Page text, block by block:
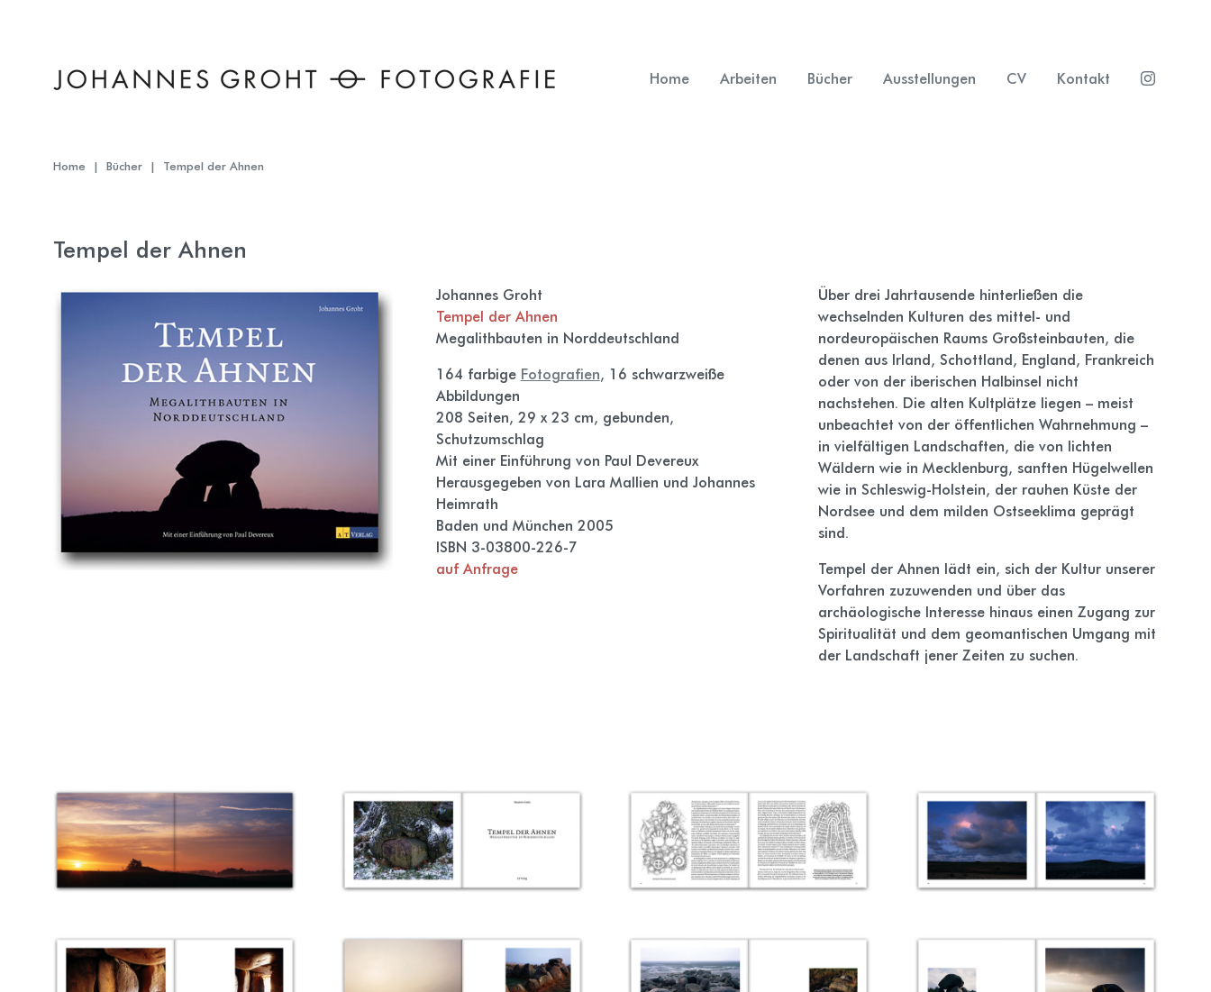
Home Arbeiten Bücher Ausstellungen CV Kontakt
Home Bücher Tempel der Ahnen
Tempel der Ahnen
Johannes Groht
Tempel der Ahnen
Megalithbauten in Norddeutschland
164 farbige Fotografien, 16 schwarzweiße
Abbildungen
208 Seiten, 29 x 23 cm, gebunden,
Schutzumschlag
Mit einer Einführung von Paul Devereux
Herausgegeben von Lara Mallien und Johannes
Heimrath
Baden und München 2005
ISBN 3-03800-226-7
auf Anfrage
Über drei Jahrtausende hinterließen die
wechselnden Kul­turen des mittel- und
nordeuropäischen Raums Großsteinbauten, die
denen aus Irland, Schottland, England, Frankreich
oder von der iberischen Halbinsel nicht
nachstehen. Die alten Kultplätze liegen – meist
unbeachtet von der öffentlichen Wahrnehmung –
in vielfältigen Landschaften, die von lichten
Wäldern wie in Mecklenburg, sanften Hügel­wellen
wie in Schleswig-Holstein, der rauhen Küste der
Nordsee und dem milden Ostseeklima geprägt
sind.
Tempel der Ahnen lädt ein, sich der Kultur unserer
Vorfahren zuzuwenden und über das
archäologische Interesse hinaus einen Zugang zur
Spiritualität und dem geomantischen Umgang mit
der Landschaft jener Zeiten zu suchen.